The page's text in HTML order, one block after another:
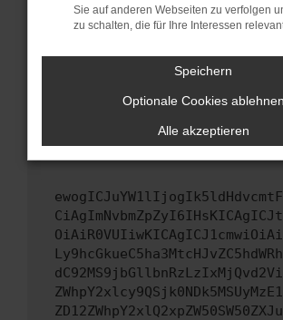
führen, dass bestimmte
unterstützt werden.
Wende dich an den
Wenn du alle oben genannten
hast, kontaktiere uns bitte. Wir
versuchen, das Problem zu
uns diesen Text schicken, um uns
Sie auf anderen Webseiten zu verfolgen
zu schalten, die für Ihre Interessen
Speichern
Optionale Cookies ablehnen
Alle akzeptieren